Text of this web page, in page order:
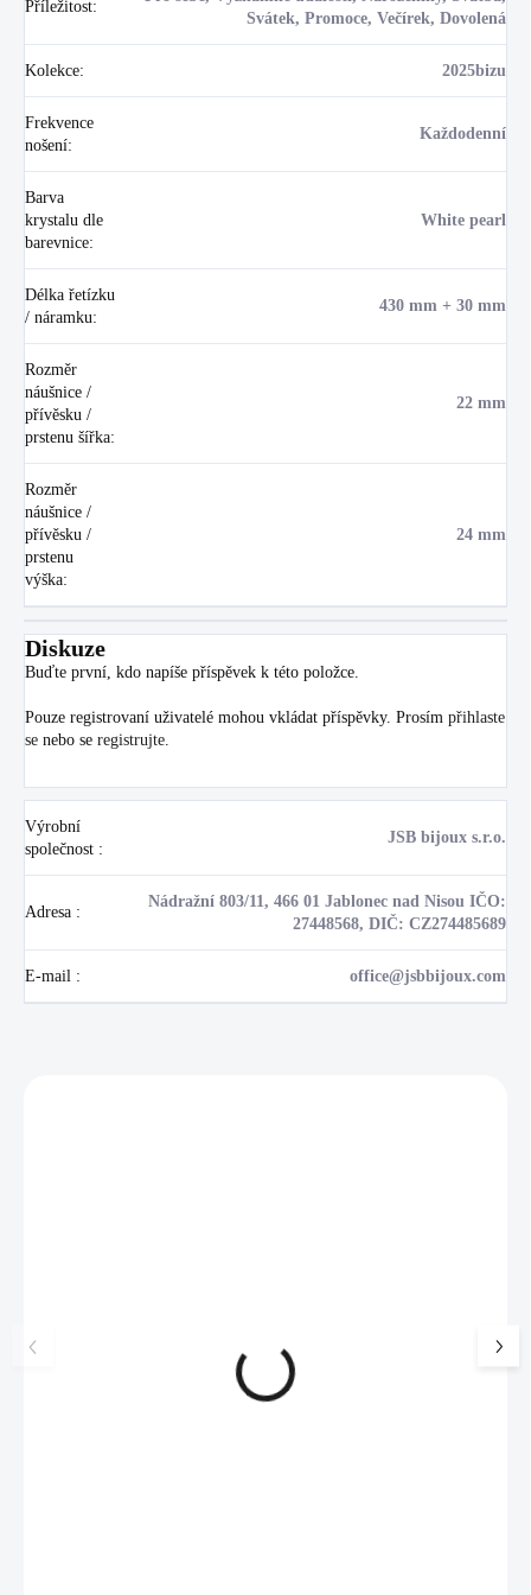
Příležitost:
Svátek, Promoce, Večírek, Dovolená
Kolekce: 2025bizu
Frekvence
nošení:
Každodenní
Barva
krystalu dle
barevnice:
White pearl
Délka řetízku
/ náramku:
430 mm + 30 mm
Rozměr
náušnice /
přívěsku /
prstenu šířka:
22 mm
Rozměr
náušnice /
přívěsku /
prstenu
výška:
24 mm
Diskuze
Buďte první, kdo napíše příspěvek k této položce.
Pouze registrovaní uživatelé mohou vkládat příspěvky. Prosím přihlaste
se nebo se registrujte
Výrobní
společnost :
JSB bijoux s.r.o.
Adresa :
Nádražní 803/11, 466 01 Jablonec nad Nisou IČO:
27448568, DIČ: CZ274485689
E-mail : office@jsbbijoux.com